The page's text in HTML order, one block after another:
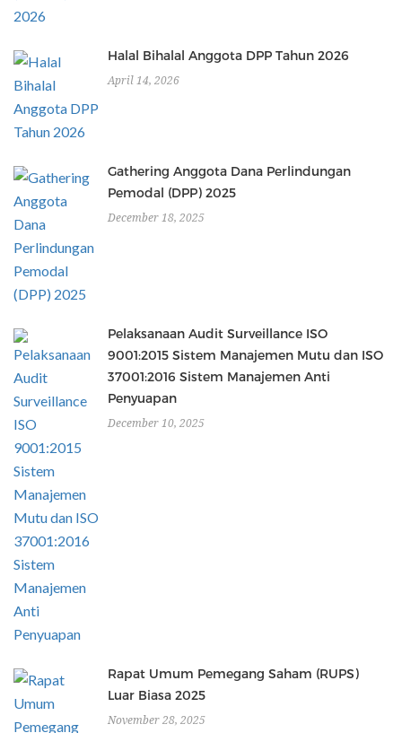
Halal Bihalal Anggota DPP Tahun 2026
April 14, 2026
Gathering Anggota Dana Perlindungan
Pemodal (DPP) 2025
December 18, 2025
Pelaksanaan Audit Surveillance ISO
9001:2015 Sistem Manajemen Mutu dan ISO
37001:2016 Sistem Manajemen Anti
Penyuapan
December 10, 2025
Rapat Umum Pemegang Saham (RUPS)
Luar Biasa 2025
November 28, 2025